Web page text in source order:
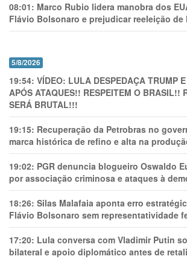
08:01: Marco Rubio lidera manobra dos
Flávio Bolsonaro e prejudicar reeleição de
5/8/2026
19:54: VÍDEO: LULA DESPEDAÇA TRUMP
APÓS ATAQUES!! RESPEITEM O BRASIL!!
SERÁ BRUTAL!!!
19:15: Recuperação da Petrobras no
marca histórica de refino e alta na
19:02: PGR denuncia blogueiro Oswaldo
por associação criminosa e ataques à
18:26: Silas Malafaia aponta erro
Flávio Bolsonaro sem representatividade
17:20: Lula conversa com Vladimir Putin
bilateral e apoio diplomático antes de